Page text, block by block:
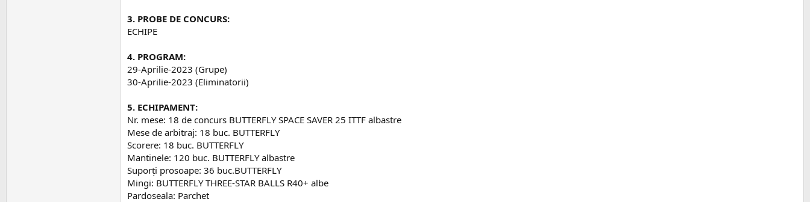
3. PROBE DE CONCURS:
ECHIPE
4. PROGRAM:
29-Aprilie-2023 (Grupe)
30-Aprilie-2023 (Eliminatorii)
5. ECHIPAMENT:
Nr. mese: 18 de concurs BUTTERFLY SPACE SAVER 25 ITTF albastre
Mese de arbitraj: 18 buc. BUTTERFLY
Scorere: 18 buc. BUTTERFLY
Mantinele: 120 buc. BUTTERFLY albastre
Suporți prosoape: 36 buc.BUTTERFLY
Mingi: BUTTERFLY THREE-STAR BALLS R40+ albe
Pardoseala: Parchet